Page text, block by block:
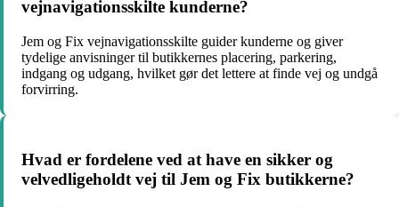
vejnavigationsskilte kunderne?
Jem og Fix vejnavigationsskilte guider kunderne og giver
tydelige anvisninger til butikkernes placering, parkering,
indgang og udgang, hvilket gør det lettere at finde vej og undgå
forvirring.
Hvad er fordelene ved at have en sikker og
velvedligeholdt vej til Jem og Fix butikkerne?